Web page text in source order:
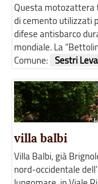
Questa motozattera
di cemento utilizzati
difese antisbarco
mondiale. La
Comune:
Sestri
villa balbi
Villa Balbi, già
nord-occidentale